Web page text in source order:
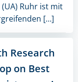
Ruhr ist mit
[…]
Research
on Best